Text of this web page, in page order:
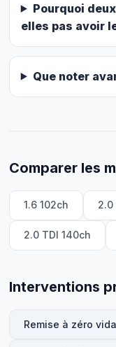
Pourquoi
elles pas avoir
Que noter
Comparer les
1.6 102ch 2.0
2.0 TDI 140ch
Interventions
Remise à zéro